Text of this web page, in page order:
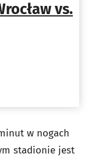
vs.
w nogach
stadionie jest